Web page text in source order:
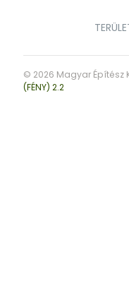
© 2026 Magyar Építész
(FÉNY) 2.2